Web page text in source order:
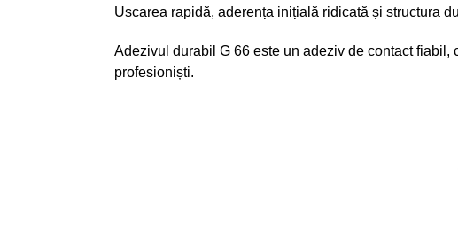
Uscarea rapidă, aderența inițială ridicată și structura
Adezivul durabil G 66 este un adeziv de contact
profesioniști.